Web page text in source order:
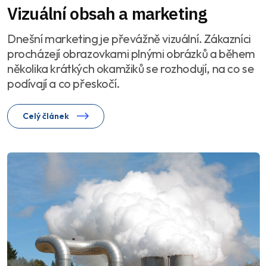
Vizuální obsah a marketing
Dnešní marketing je převážně vizuální. Zákazníci
procházejí obrazovkami plnými obrázků a během
několika krátkých okamžiků se rozhodují, na co se
podívají a co přeskočí.
Celý článek